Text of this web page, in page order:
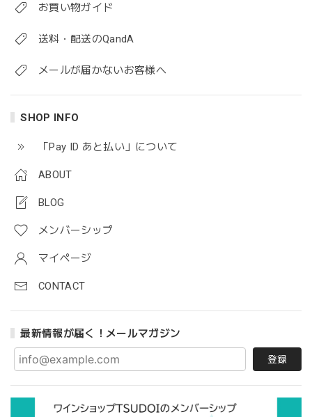
お買い物ガイド
送料・配送のQandA
メールが届かないお客様へ
SHOP INFO
「Pay ID あと払い」について
ABOUT
BLOG
メンバーシップ
マイページ
CONTACT
最新情報が届く！メールマガジン
登録